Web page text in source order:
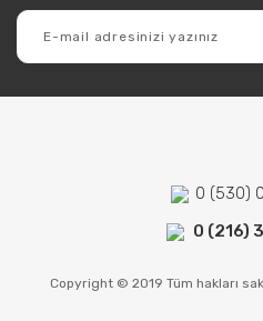
0 (530)
0 (216)
Copyright © 2019 Tüm hakları